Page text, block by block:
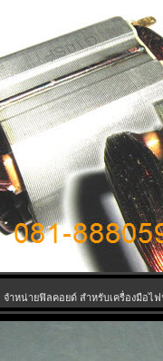
จำหน่ายฟิลคอยด์ สำหรับเครื่องมือไฟ